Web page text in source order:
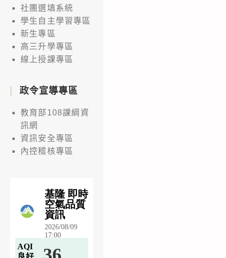
社團選填系統
學生自主學習專區
新生專區
高三升學專區
線上授課專區
政令宣導專區
教育部108課綱資
訊網
資訊安全專區
內控稽核專區